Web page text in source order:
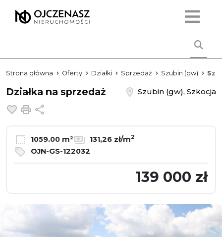
Strona główna Oferty Działki Sprzedaż Szubin (gw)
Działka na sprzedaż
Szubin (gw), Szkocja
Dodaj do ulubionych
Drukuj
1059.00 m² 131,26 zł/m2
OJN-GS-122032
139 000 zł